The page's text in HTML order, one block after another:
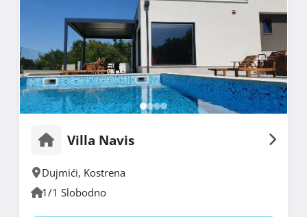
Villa Navis
Dujmići, Kostrena
1/1 Slobodno